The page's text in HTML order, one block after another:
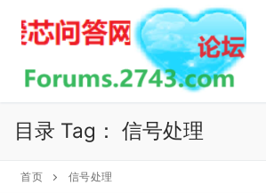
Search for:
目录 Tag： 信号处理
首页 信号处理